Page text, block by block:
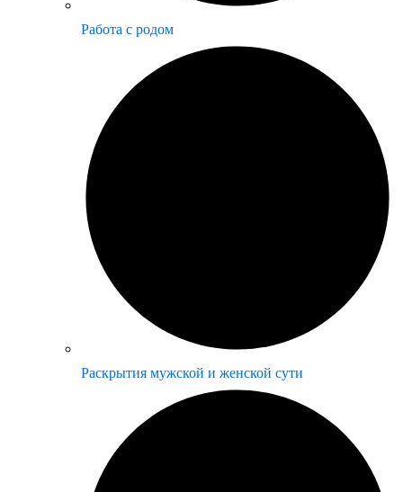
Работа с родом
Раскрытия мужской и женской сути